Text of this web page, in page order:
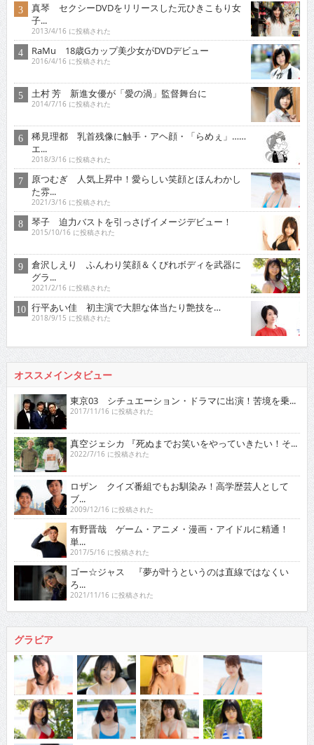
真琴 セクシーDVDをリリースした元ひきこもり女
子...
2013/4/16 に投稿された
RaMu 18歳Gカップ美少女がDVDデビュー
2016/4/16 に投稿された
土村 芳 新進女優が「愛の渦」監督舞台に
2014/7/16 に投稿された
稀見理都 乳首残像に触手・アヘ顔・「らめぇ」……
エ...
2018/3/16 に投稿された
原つむぎ 人気上昇中！愛らしい笑顔とほんわかし
た雰...
2021/3/16 に投稿された
琴子 迫力バストを引っさげイメージデビュー！
2015/10/16 に投稿された
倉沢しえり ふんわり笑顔＆くびれボディを武器に
グラ...
2021/2/16 に投稿された
行平あい佳 初主演で大胆な体当たり艶技を…
2018/9/15 に投稿された
オススメインタビュー
東京03 シチュエーション・ドラマに出演！苦境を乗...
2017/11/16 に投稿された
真空ジェシカ 『死ぬまでお笑いをやっていきたい！そ...
2022/7/16 に投稿された
ロザン クイズ番組でもお馴染み！高学歴芸人として
ブ...
2009/12/16 に投稿された
有野晋哉 ゲーム・アニメ・漫画・アイドルに精通！
単...
2017/5/16 に投稿された
ゴー☆ジャス 『夢が叶うというのは直線ではなくい
ろ...
2021/11/16 に投稿された
グラビア